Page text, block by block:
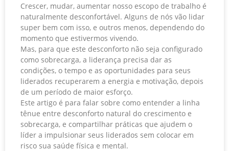
Crescer, mudar, aumentar nosso escopo de trabalho é
naturalmente desconfortável. Alguns de nós vão lidar
super bem com isso, e outros menos, dependendo do
momento que estivermos vivendo.
Mas, para que este desconforto não seja configurado
como sobrecarga, a liderança precisa dar as
condições, o tempo e as oportunidades para seus
liderados recuperarem a energia e motivação, depois
de um período de maior esforço.
Este artigo é para falar sobre como entender a linha
tênue entre desconforto natural do crescimento e
sobrecarga, e compartilhar práticas que ajudem o
líder a impulsionar seus liderados sem colocar em
risco sua saúde física e mental.